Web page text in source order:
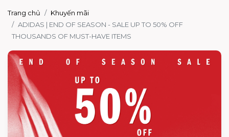
Trang chủ
Khuyến mãi
ADIDAS | END OF SEASON - SALE UP TO 50% OFF
THOUSANDS OF MUST-HAVE ITEMS